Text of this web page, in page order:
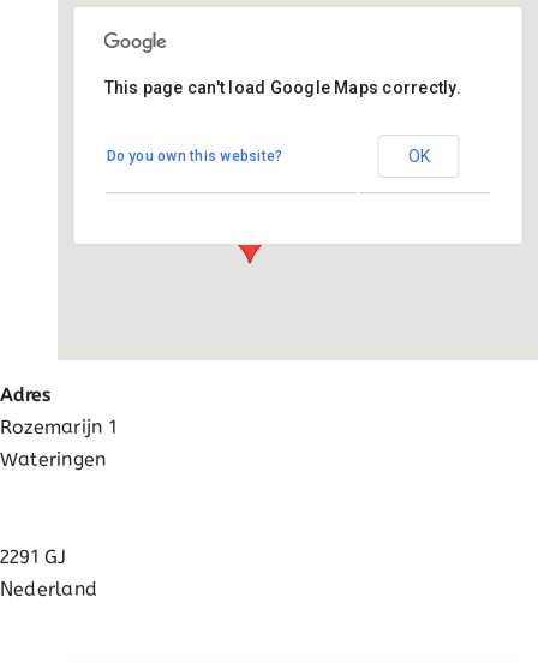
Pius X - Wateringen
Rozemarijn 1 - Wateringen
This page can't load Google Maps correctly.
Do you own this website? OK
Adres
Rozemarijn 1
Wateringen
2291 GJ
Nederland